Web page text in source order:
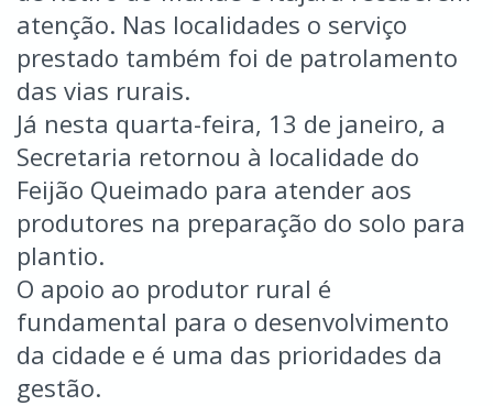
atenção. Nas localidades o serviço
prestado também foi de patrolamento
das vias rurais.
Já nesta quarta-feira, 13 de janeiro, a
Secretaria retornou à localidade do
Feijão Queimado para atender aos
produtores na preparação do solo para
plantio.
O apoio ao produtor rural é
fundamental para o desenvolvimento
da cidade e é uma das prioridades da
gestão.